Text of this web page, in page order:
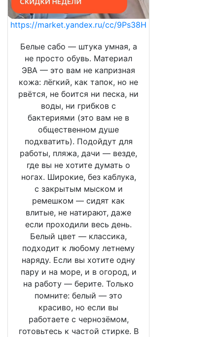
https://market.yandex.ru/cc/9Ps38H
Белые сабо — штука умная, а
не просто обувь. Материал
ЭВА — это вам не капризная
кожа: лёгкий, как тапок, но не
рвётся, не боится ни песка, ни
воды, ни грибков с
бактериями (это вам не в
общественном душе
подхватить). Подойдут для
работы, пляжа, дачи — везде,
где вы не хотите думать о
ногах. Широкие, без каблука,
с закрытым мыском и
ремешком — сидят как
влитые, не натирают, даже
если проходили весь день.
Белый цвет — классика,
подходит к любому летнему
наряду. Если вы хотите одну
пару и на море, и в огород, и
на работу — берите. Только
помните: белый — это
красиво, но если вы
работаете с чернозёмом,
готовьтесь к частой стирке. В